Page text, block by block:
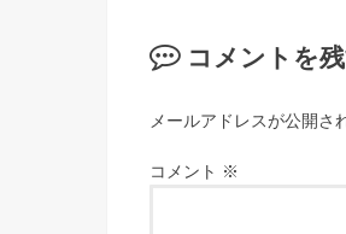
コメントを
メールアドレスが公開さ
コメント ※